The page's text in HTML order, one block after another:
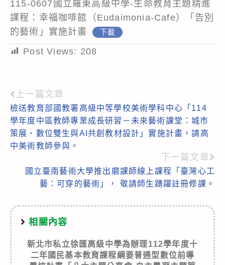
115-0607國立羅東高級中學-生命教育主題精進
課程：幸福咖啡館（Eudaimonia-Cafe）「告別
的藝術」實施計畫
下載
Post Views: 208
Read
more
articles
上一篇文章
檢送教育部國教署高級中等學校美術學科中心「114
學年度中區教師專業成長研習－未來藝術課堂：城市
策展、數位雙生與AI共創教材設計」實施計畫，請高
中美術教師參與。
下一篇文章
國立臺南藝術大學推出磨課師線上課程「臺灣心工
藝：可穿的藝術」， 敬請師生踴躍註冊修課。
相關內容
新北市私立徐匯高級中學為辦理112學年度十
二年國民基本教育課程綱要普通型數位前導